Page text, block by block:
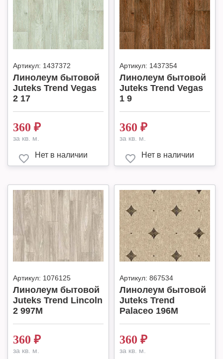
Артикул: 1437372
Линолеум бытовой
Juteks Trend Vegas
2 17
360 ₽
за кв. м.
Нет в наличии
Артикул: 1437354
Линолеум бытовой
Juteks Trend Vegas
1 9
360 ₽
за кв. м.
Нет в наличии
Артикул: 1076125
Линолеум бытовой
Juteks Trend Lincoln
2 997M
360 ₽
за кв. м.
Артикул: 867534
Линолеум бытовой
Juteks Trend
Palaceo 196M
360 ₽
за кв. м.